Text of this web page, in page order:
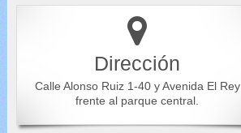
Dirección
Calle Alonso Ruiz 1-40 y Avenida El Rey
frente al parque central.